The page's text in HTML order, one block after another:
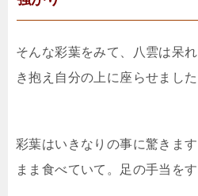
そんな彩葉をみて、八雲は呆
き抱え自分の上に座らせました
彩葉はいきなりの事に驚きま
まま食べていて。足の手当を